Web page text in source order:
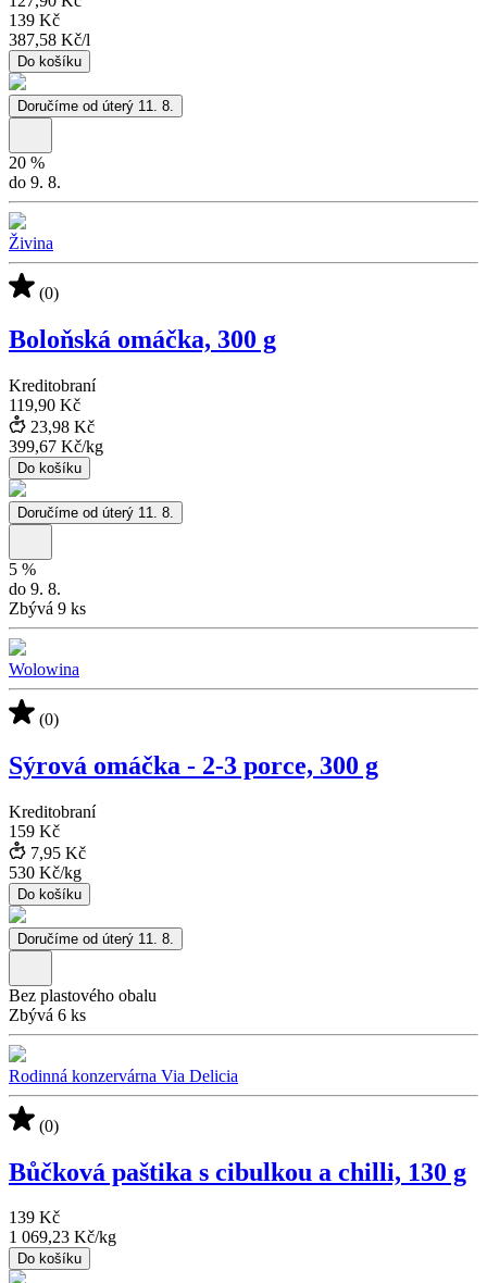
139 Kč
387,58 Kč/l
Do košíku
Doručíme od úterý 11. 8.
20 %
do 9. 8.
Živina
(0)
Boloňská omáčka, 300 g
Kreditobraní
119,90 Kč
23,98 Kč
399,67 Kč/kg
Do košíku
Doručíme od úterý 11. 8.
5 %
do 9. 8.
Zbývá 9 ks
Wolowina
(0)
Sýrová omáčka - 2-3 porce, 300 g
Kreditobraní
159 Kč
7,95 Kč
530 Kč/kg
Do košíku
Doručíme od úterý 11. 8.
Bez plastového obalu
Zbývá 6 ks
Rodinná konzervárna Via Delicia
(0)
Bůčková paštika s cibulkou a chilli, 130 g
139 Kč
1 069,23 Kč/kg
Do košíku